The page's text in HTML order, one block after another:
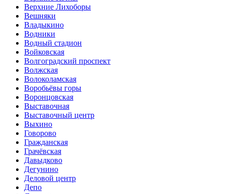
Верхние Лихоборы
Вешняки
Владыкино
Водники
Водный стадион
Войковская
Волгоградский проспект
Волжская
Волоколамская
Воробьёвы горы
Воронцовская
Выставочная
Выставочный центр
Выхино
Говорово
Гражданская
Грачёвская
Давыдково
Дегунино
Деловой центр
Депо